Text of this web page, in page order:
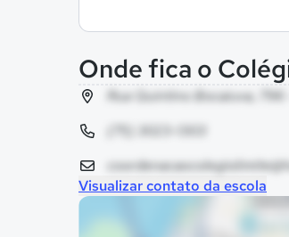
Onde fica o
Rua Quintino Bocaiuva,
(75) 3023-1303
Visualizar contato da escola